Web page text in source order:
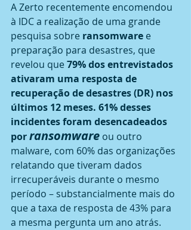
A Zerto recentemente encomendou
à IDC a realização de uma grande
pesquisa sobre ransomware e
preparação para desastres, que
revelou que 79% dos entrevistados
ativaram uma resposta de
recuperação de desastres (DR) nos
últimos 12 meses. 61% desses
incidentes foram desencadeados
por ransomware ou outro
malware, com 60% das organizações
relatando que tiveram dados
irrecuperáveis ​​durante o mesmo
período – substancialmente mais do
que a taxa de resposta de 43% para
a mesma pergunta um ano atrás.